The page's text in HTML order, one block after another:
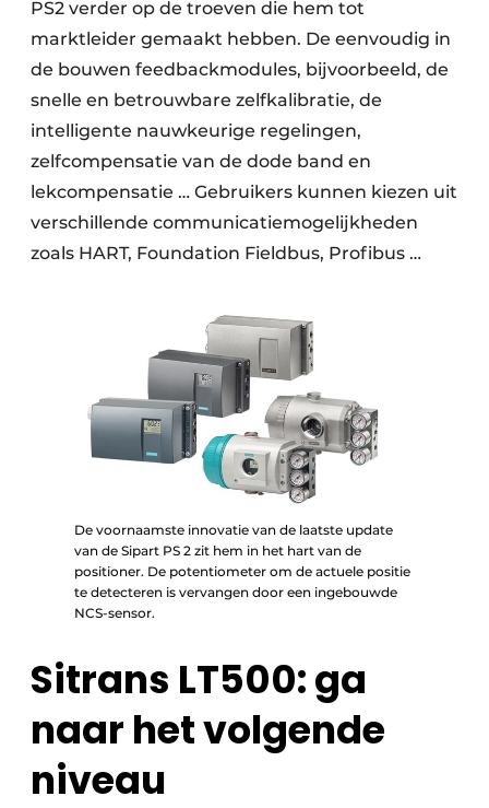
PS2 verder op de troeven die hem tot
marktleider gemaakt hebben. De eenvoudig in
de bouwen feedbackmodules, bijvoorbeeld, de
snelle en betrouwbare zelfkalibratie, de
intelligente nauwkeurige regelingen,
zelfcompensatie van de dode band en
lekcompensatie … Gebruikers kunnen kiezen uit
verschillende communicatiemogelijkheden
zoals HART, Foundation Fieldbus, Profibus …
De voornaamste innovatie van de laatste update
van de Sipart PS 2 zit hem in het hart van de
positioner. De potentiometer om de actuele positie
te detecteren is vervangen door een ingebouwde
NCS-sensor.
Sitrans LT500: ga
naar het volgende
niveau